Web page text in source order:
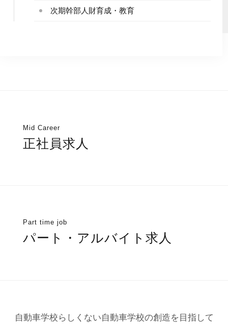
次期幹部人財育成・教育
Mid Career
正社員求人
Part time job
パート・アルバイト求人
自動車学校らしくない自動車学校の創造を目指して